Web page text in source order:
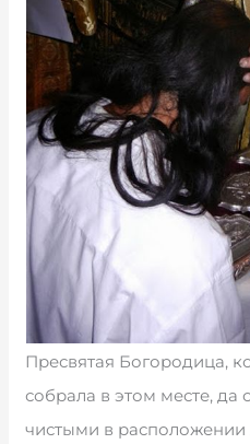
Пресвятая Богородица,
собрала в этом месте, да
чистыми в расположении